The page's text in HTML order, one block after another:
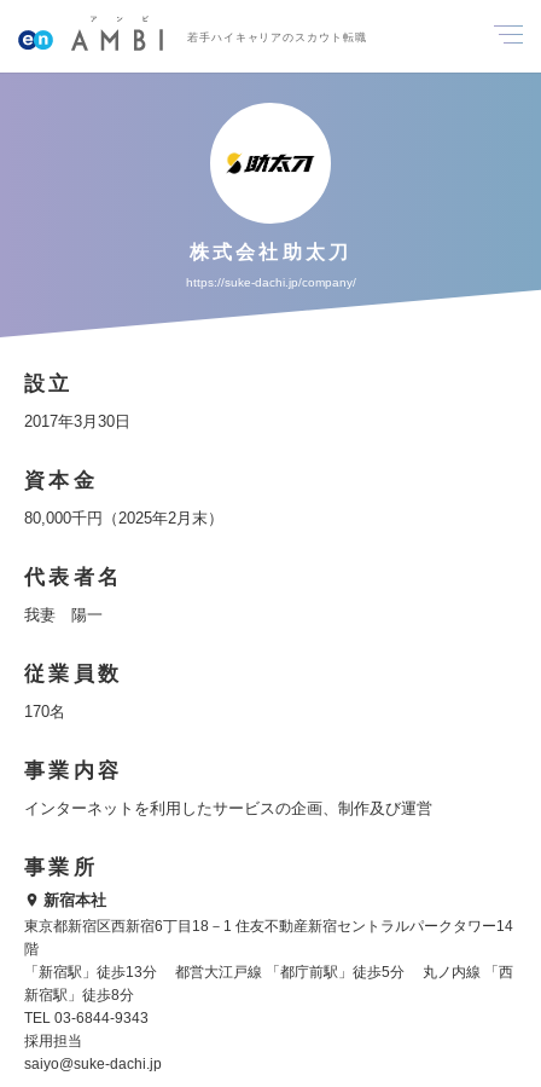
若手ハイキャリアのスカウト転職
株式会社助太刀
https://suke-dachi.jp/company/
設立
2017年3月30日
資本金
80,000千円（2025年2月末）
代表者名
我妻 陽一
従業員数
170名
事業内容
インターネットを利用したサービスの企画、制作及び運営
事業所
新宿本社
東京都新宿区西新宿6丁目18－1 住友不動産新宿セントラルパークタワー14
階
「新宿駅」徒歩13分 都営大江戸線 「都庁前駅」徒歩5分 丸ノ内線 「西
新宿駅」徒歩8分
TEL 03-6844-9343
採用担当
saiyo@suke-dachi.jp